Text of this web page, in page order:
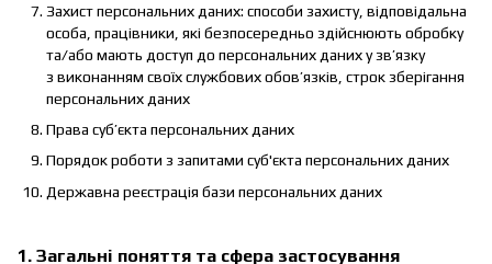
Захист персональних даних: способи захисту, відповідальна
особа, працівники, які безпосередньо здійснюють обробку
та/або мають доступ до персональних даних у зв’язку
з виконанням своїх службових обов’язків, строк зберігання
персональних даних
Права суб’єкта персональних даних
Порядок роботи з запитами суб'єкта персональних даних
Державна реєстрація бази персональних даних
1. Загальні поняття та сфера застосування